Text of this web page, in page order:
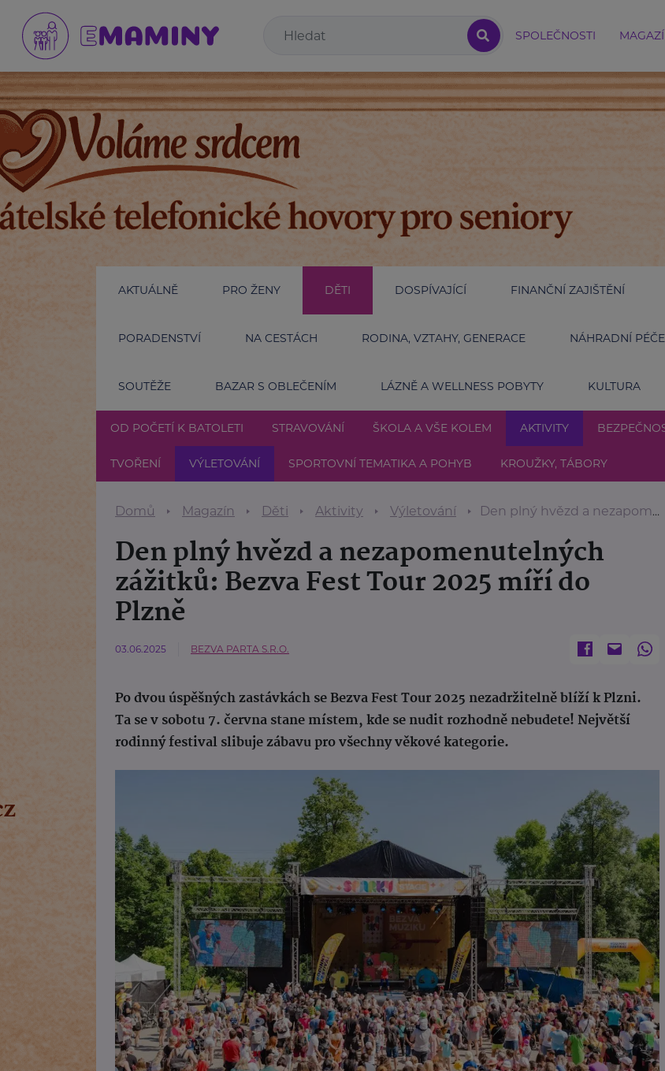
SPOLEČNOSTI
AKTUÁLNĚ PRO ŽENY DĚTI DOSPÍVAJÍCÍ FINANČNÍ ZAJIŠTĚNÍ
PORADENSTVÍ NA CESTÁCH RODINA, VZTAHY, GENERACE NÁHRADNÍ PÉČE
SOUTĚŽE BAZAR S OBLEČENÍM LÁZNĚ A WELLNESS POBYTY KULTURA
OD POČETÍ K BATOLETI STRAVOVÁNÍ ŠKOLA A VŠE KOLEM AKTIVITY
TVOŘENÍ VÝLETOVÁNÍ SPORTOVNÍ TEMATIKA A POHYB KROUŽKY, TÁBORY
Domů Magazín Děti Aktivity Výletování Den plný hvězd a nezapomenutelných zážitků: Bezva Fest Tour 2025 míří do Plzně
Den plný hvězd a nezapomenutelných
zážitků: Bezva Fest Tour 2025 míří do
Plzně
03.06.2025 BEZVA PARTA S.R.O.
Po dvou úspěšných zastávkách se Bezva Fest Tour 2025 nezadržitelně blíží k Plzni.
Ta se v sobotu 7. června stane místem, kde se nudit rozhodně nebudete! Největší
rodinný festival slibuje zábavu pro všechny věkové kategorie.